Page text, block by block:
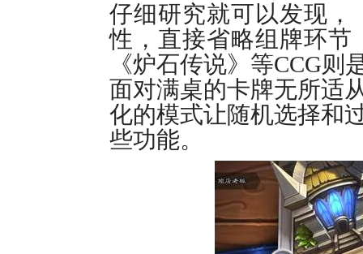
仔细研究就可以发现，
性，直接省略组牌环
《炉石传说》等CCG
面对满桌的卡牌无所适
化的模式让随机选择和
些功能。